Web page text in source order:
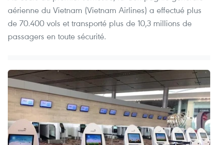
aérienne du Vietnam (Vietnam Airlines) a effectué plus
de 70.400 vols et transporté plus de 10,3 millions de
passagers en toute sécurité.